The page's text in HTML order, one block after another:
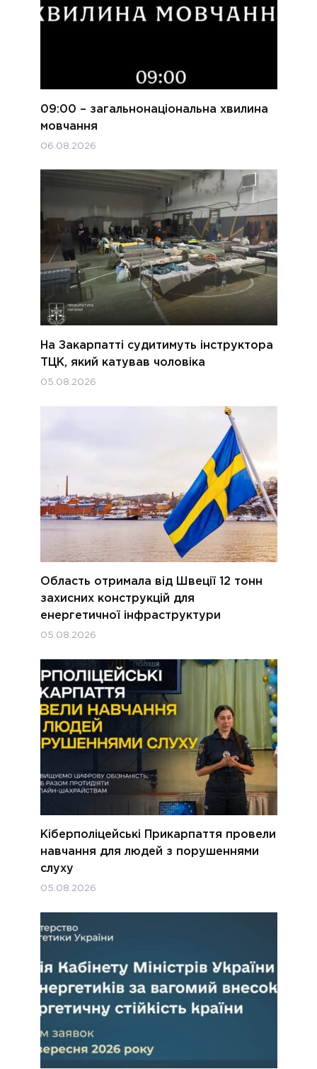
09:00 – загальнонаціональна хвилина
мовчання
06.08.2026
На Закарпатті судитимуть інструктора
ТЦК, який катував чоловіка
05.08.2026
Область отримала від Швеції 12 тонн
захисних конструкцій для
енергетичної інфраструктури
05.08.2026
Кіберполіцейські Прикарпаття провели
навчання для людей з порушеннями
слуху
05.08.2026